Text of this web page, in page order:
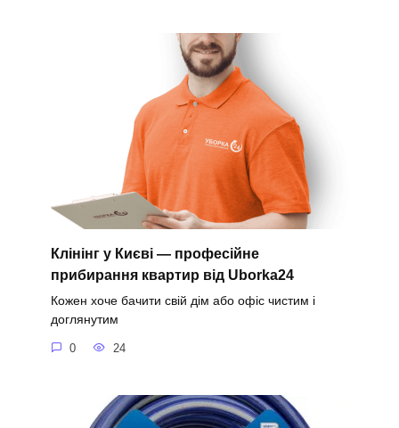
Клінінг у Києві — професійне
прибирання квартир від Uborka24
Кожен хоче бачити свій дім або офіс чистим і
доглянутим
0 24